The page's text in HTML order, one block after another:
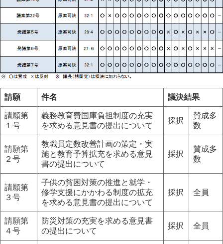
請願 件名 議決結果
請願第
１号
義務教育費国庫負担制度の充実
を求める意見書の提出について
採択
賛成多
数
請願第
２号
教職員定数改善計画の策定・実
施と教育予算拡充を求める意見
書の提出について
採択
賛成多
数
請願第
３号
子供の貧困対策の推進と就学・
修学支援にかかわる制度の拡充
を求める意見書の提出について
採択 全員
請願第
４号
防災対策の充実を求める意見書
の提出について
採択 全員